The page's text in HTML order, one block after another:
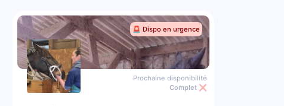
🚨 Dispo en urgence
Prochaine disponibilité
Complet ❌